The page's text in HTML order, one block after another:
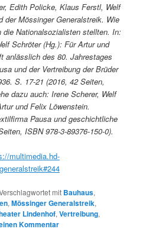
Edith Policke, Klaus Ferstl, Welf
der Mössinger Generalstreik. Wie
die Nationalsozialisten stellten. In:
Schröter (Hg.): Für Artur und
anlässlich des 80. Jahrestages
und der Vertreibung der Brüder
S. 17-21 (2016, 42 Seiten,
dazu auch: Irene Scherer, Welf
und Felix Löwenstein.
Pausa und geschichtliche
ISBN 978-3-89376-150-0).
multimedia.hd-
mit Bauhaus,
,Mössinger Generalstreik,
Lindenhof,Vertreibung,
Kommentar